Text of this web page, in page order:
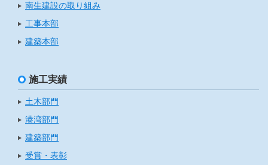
南生建設の取り組み
工事本部
建築本部
施工実績
土木部門
港湾部門
建築部門
受賞・表彰